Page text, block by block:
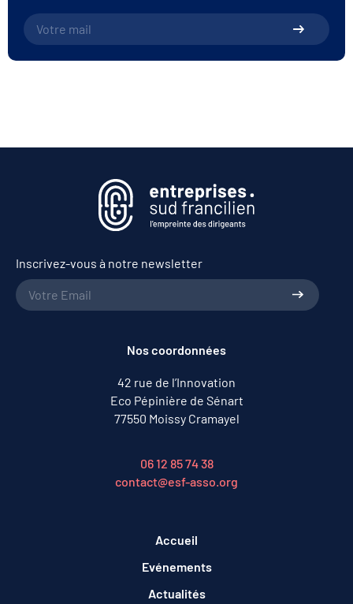
Inscrivez-vous à notre newsletter
Nos coordonnées
42 rue de l’Innovation
Eco Pépinière de Sénart
77550 Moissy Cramayel
06 12 85 74 38
contact@esf-asso.org
Accueil
Evénements
Actualités